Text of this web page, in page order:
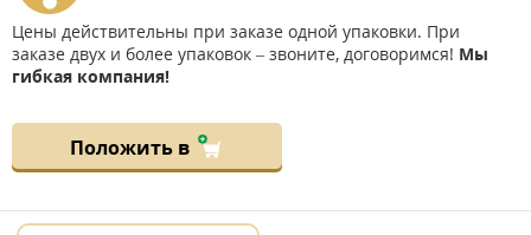
Цены действительны при заказе одной упаковки. При
заказе двух и более упаковок – звоните, договоримся! Мы
гибкая компания!
Положить в